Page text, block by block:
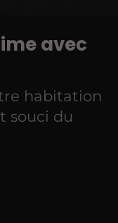
avec
habitation
souci du